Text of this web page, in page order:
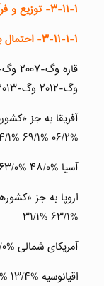
۳-۱۱-۱- توزیع و
۳-۱۱-۱-۱- احتمال
وگ-۲۰۱۲ وگ-۲۰۱۳
%۰۶/۲ %۶۹/۱ %۸۴/۱
آسیا %۴۸/۰ %۶۳/۰ %۶۴/۰ %۶۱/۰ %۶۸/۰ %۸۴/۰ %۹۳/۱
%۶۳/۱ %۳۱/۱
آمریکای شمالی %۶۱/۰ %۶۴/۰ %۳۸/۰ %۶۹/۰ %۴۷/۰ %۴/۰ %۵/۰
اقیانوسیه %۱۳/۴ %۵۷/۴ %۶۲/۴ %۴۹/۵ %۶۳/۴ %۲۸/۵ %۲۲/۶